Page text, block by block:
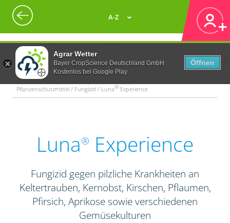
Agrar Wetter
Bayer CropScience Deutschland GmbH
Kostenlos bei Google Play
Öffnen
A-Z
Pflanzenschutzmittel / Fungizid / Luna® Experience
Luna® Experience
Fungizid gegen pilzliche Krankheiten an
Keltertrauben, Kernobst, Kirschen, Pflaumen,
Pfirsich, Aprikose sowie verschiedenen
Gemüsekulturen